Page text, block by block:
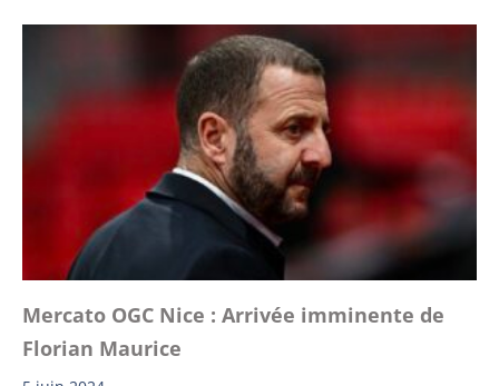
Mercato OGC Nice : Arrivée imminente de
Florian Maurice